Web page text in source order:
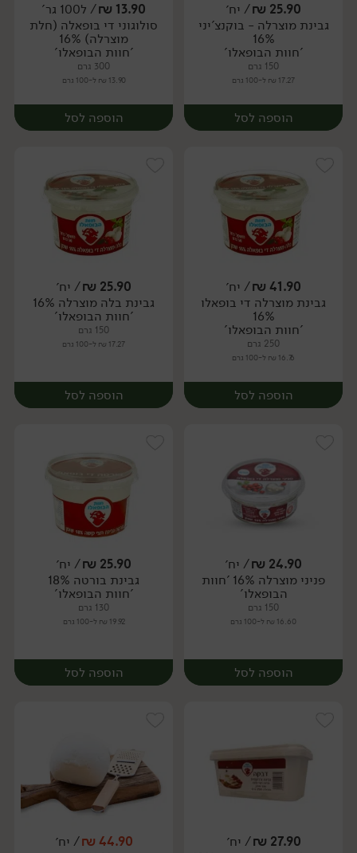
יח׳ יח׳
25.90
₪/ יח׳
גבינת מוצרלה - בוקנצ'יני
16%
'חוות הבופאלו'
150 גרם
17.27 ₪ ל-100 גרם
הוספה לסל
יח׳
13.90
₪/ ל100 גר'
סולוגוני די בופאלה (חלת
מוצרלה) 16%
'חוות הבופאלו'
300 גרם
13.90 ₪ ל-100 גרם
הוספה לסל
יח׳
41.90
₪/ יח׳
גבינת מוצרלה די בופאלו
16%
'חוות הבופאלו'
250 גרם
16.76 ₪ ל-100 גרם
הוספה לסל
יח׳
25.90
₪/ יח׳
גבינת בלה מוצרלה 16%
'חוות הבופאלו'
150 גרם
17.27 ₪ ל-100 גרם
הוספה לסל
יח׳
24.90
₪/ יח׳
פניני מוצרלה 16% 'חוות
הבופאלו'
150 גרם
16.60 ₪ ל-100 גרם
הוספה לסל
25.90
₪/ יח׳
גבינת בורטה 18%
'חוות הבופאלו'
130 גרם
19.92 ₪ ל-100 גרם
הוספה לסל
27.90
₪/ יח׳
44.90
₪/ יח׳